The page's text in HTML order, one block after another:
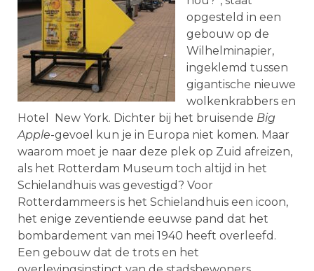
opgesteld in een
gebouw op de
Wilhelminapier,
ingeklemd tussen
gigantische nieuwe
wolkenkrabbers en
Hotel New York. Dichter bij het bruisende Big
Apple-gevoel kun je in Europa niet komen. Maar
waarom moet je naar deze plek op Zuid afreizen,
als het Rotterdam Museum toch altijd in het
Schielandhuis was gevestigd? Voor
Rotterdammeers is het Schielandhuis een icoon,
het enige zeventiende eeuwse pand dat het
bombardement van mei 1940 heeft overleefd.
Een gebouw dat de trots en het